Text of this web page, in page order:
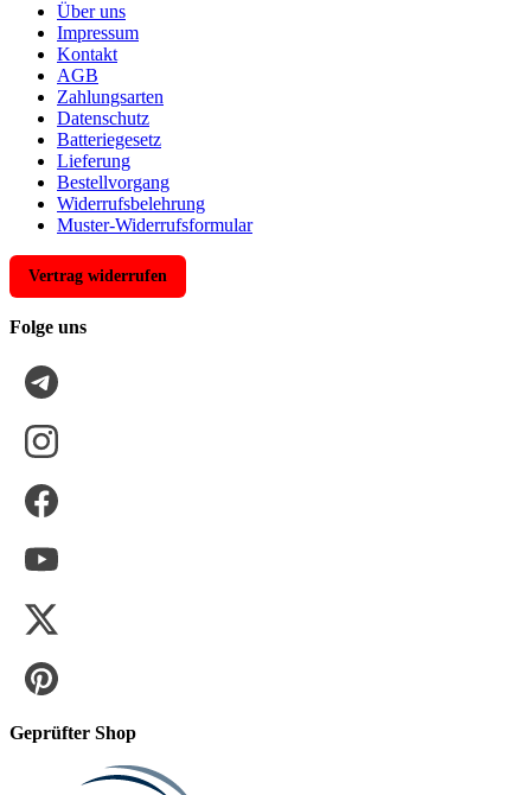
Über uns
Impressum
Kontakt
AGB
Zahlungsarten
Datenschutz
Batteriegesetz
Lieferung
Bestellvorgang
Widerrufsbelehrung
Muster-Widerrufsformular
Vertrag widerrufen
Folge uns
Geprüfter Shop